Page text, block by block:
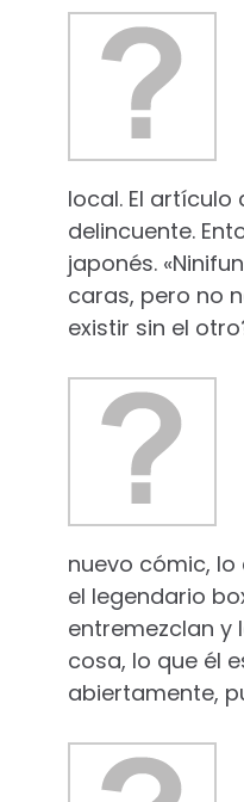
local. El
delincuente.
japonés.
caras, pero no
existir sin el
nuevo cómic,
el legendario
entremezclan y
cosa, lo que él
abiertamente,